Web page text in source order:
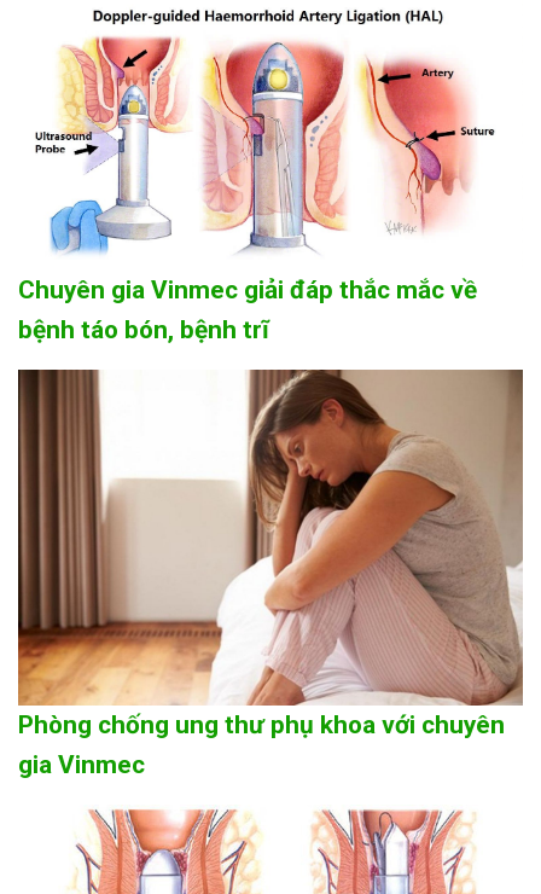
Chuyên gia Vinmec giải đáp thắc mắc về
bệnh táo bón, bệnh trĩ
Phòng chống ung thư phụ khoa với chuyên
gia Vinmec